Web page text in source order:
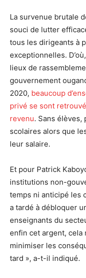
La survenue brutale
souci de lutter
tous les dirigeants à
exceptionnelles.
lieux de
gouvernement
2020, beaucoup
privé se sont
revenu. Sans élèves,
scolaires alors que
leur salaire.
Et pour Patrick
institutions non-
temps ni anticipé les
a tardé à débloquer
enseignants du
enfin cet argent, cela
minimiser les
tard », a-t-il indiqué.